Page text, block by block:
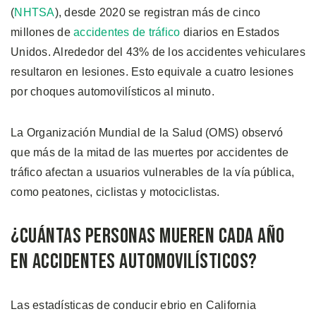
(NHTSA), desde 2020 se registran más de cinco
millones de accidentes de tráfico diarios en Estados
Unidos. Alrededor del 43% de los accidentes vehiculares
resultaron en lesiones. Esto equivale a cuatro lesiones
por choques automovilísticos al minuto.
La Organización Mundial de la Salud (OMS) observó
que más de la mitad de las muertes por accidentes de
tráfico afectan a usuarios vulnerables de la vía pública,
como peatones, ciclistas y motociclistas.
¿Cuántas Personas Mueren Cada Año
en Accidentes Automovilísticos?
Las estadísticas de conducir ebrio en California